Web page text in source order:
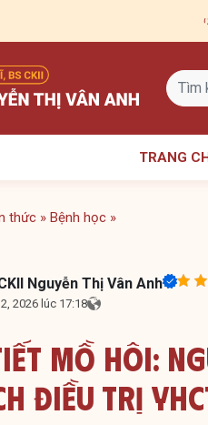
TRANG
thức » Bệnh học »
Nguyễn Thị Vân Anh
2026 lúc 17:18
Mồ Hôi:
Điều Trị